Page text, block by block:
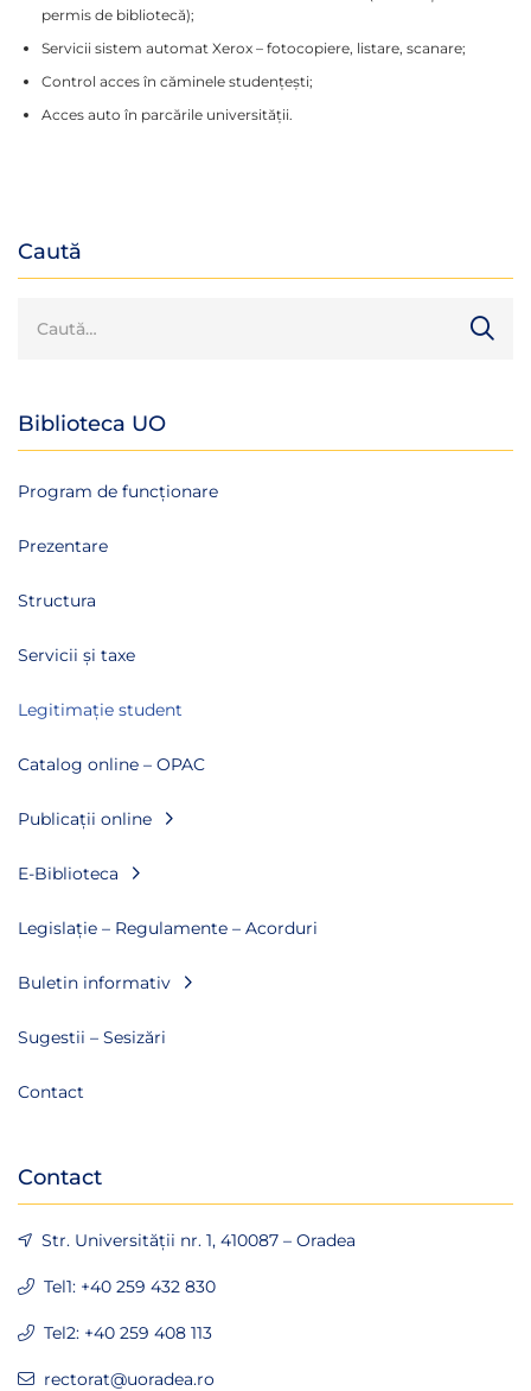
Caută
Biblioteca UO
Program de funcționare
Prezentare
Structura
Servicii și taxe
Legitimație student
Catalog online – OPAC
Publicații online
E-Biblioteca
Legislație – Regulamente – Acorduri
Buletin informativ
Sugestii – Sesizări
Contact
Contact
Str. Universității nr. 1, 410087 – Oradea
Tel1: +40 259 432 830
Tel2: +40 259 408 113
rectorat@uoradea.ro
permis de bibliotecă);
Servicii sistem automat Xerox – fotocopiere, listare, scanare;
Control acces în căminele studențești;
Acces auto în parcările universității.